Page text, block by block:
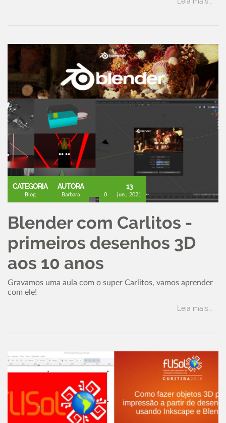
CATEGORIA
Blog
AUTORA
Barbara 0
13
jun., 2021
Blender com Carlitos -
primeiros desenhos 3D
aos 10 anos
Gravamos uma aula com o super Carlitos, vamos aprender
com ele!
Leia mais...